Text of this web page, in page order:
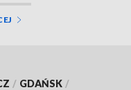
/ GDAŃSK /